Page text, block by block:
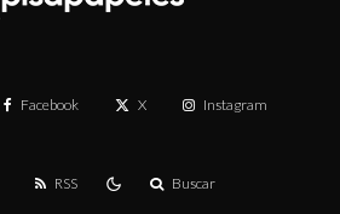
Facebook X Instagram
RSS Buscar